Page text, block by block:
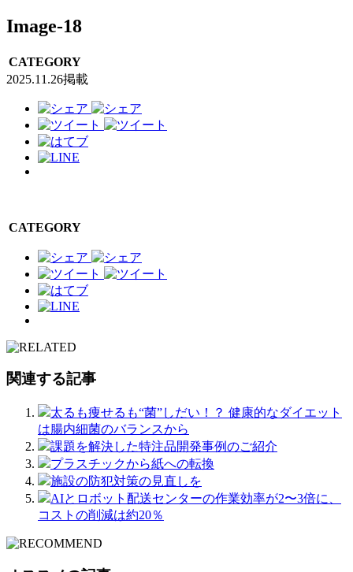
Image-18
CATEGORY
2025.11.26掲載
CATEGORY
関連する記事
太るも痩せるも“菌”しだい！？ 健康的なダイエット
は腸内細菌のバランスから
課題を解決した特注品開発事例のご紹介
プラスチックから紙への転換
施設の防犯対策の見直しを
AIとロボット配送センターの作業効率が2〜3倍に、
コストの削減は約20％